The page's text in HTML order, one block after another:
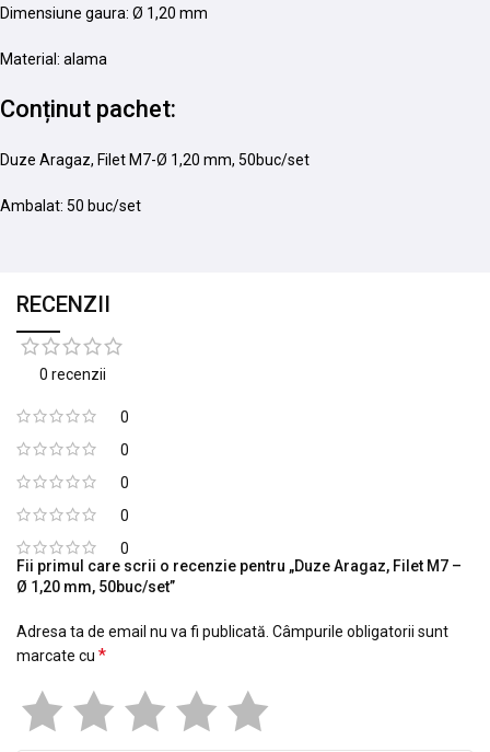
Dimensiune gaura: Ø 1,20 mm
Material: alama
Conținut pachet:
Duze Aragaz, Filet M7-Ø 1,20 mm, 50buc/set
Ambalat: 50 buc/set
RECENZII
0 recenzii
0
0
0
0
0
Fii primul care scrii o recenzie pentru „Duze Aragaz, Filet M7 –
Ø 1,20 mm, 50buc/set”
Adresa ta de email nu va fi publicată. Câmpurile obligatorii sunt
marcate cu *